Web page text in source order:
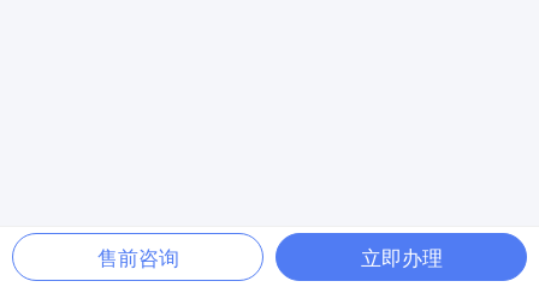
售前咨询 立即办理